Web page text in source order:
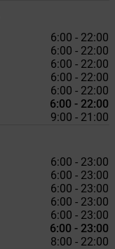
6:00 - 22:00
6:00 - 22:00
6:00 - 22:00
6:00 - 22:00
6:00 - 22:00
6:00 - 22:00
9:00 - 21:00
6:00 - 23:00
6:00 - 23:00
6:00 - 23:00
6:00 - 23:00
6:00 - 23:00
6:00 - 23:00
8:00 - 22:00